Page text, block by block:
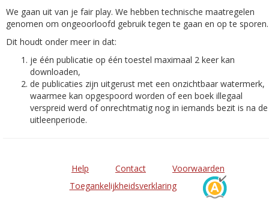
We gaan uit van je fair play. We hebben technische maatregelen
genomen om ongeoorloofd gebruik tegen te gaan en op te sporen.
Dit houdt onder meer in dat:
je één publicatie op één toestel maximaal 2 keer kan
downloaden,
de publicaties zijn uitgerust met een onzichtbaar watermerk,
waarmee kan opgespoord worden of een boek illegaal
verspreid werd of onrechtmatig nog in iemands bezit is na de
uitleenperiode.
Help Contact
Voorwaarden
Toegankelijkheidsverklaring